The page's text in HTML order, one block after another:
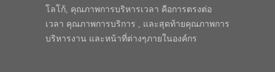
โลโก้, คุณภาพการบริหารเวลา คือการตรงต่อ
เวลา คุณภาพการบริการ , และสุดท้ายคุณภาพการ
บริหารงาน และหน้าที่ต่างๆภายในองค์กร